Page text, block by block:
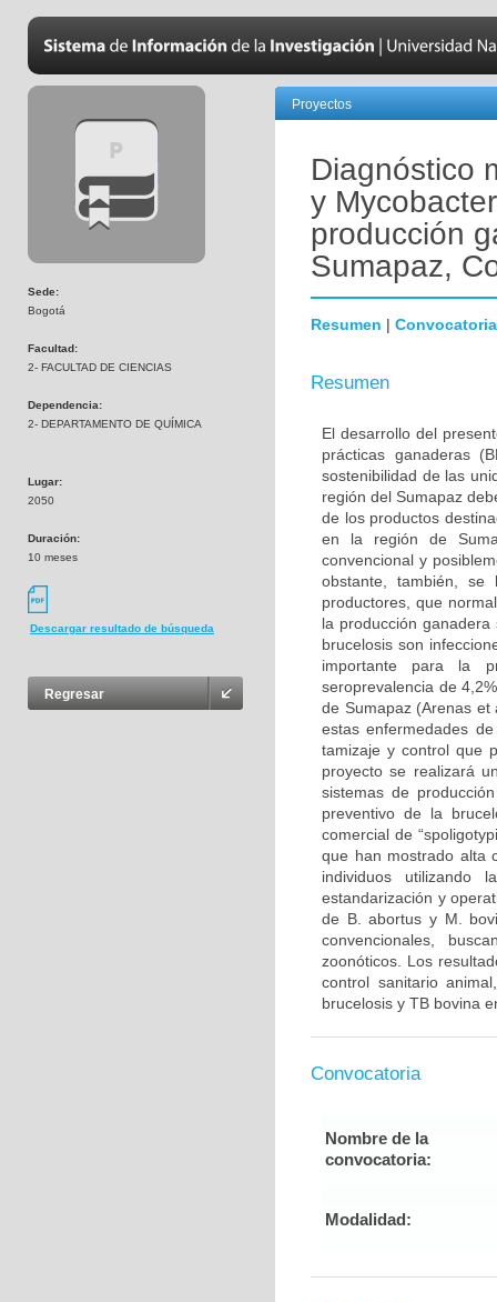
Sede:
Bogotá
Facultad:
2- FACULTAD DE CIENCIAS
Dependencia:
2- DEPARTAMENTO DE QUÍMICA
Lugar:
2050
Duración:
10 meses
Descargar resultado de búsqueda
Regresar
Proyectos
Diagnóstico
y
producción
Sumapaz,
Resumen | Convocatoria
Resumen
El desarrollo del
prácticas ganaderas
sostenibilidad de las
región del Sumapaz
de los productos
en la región de
convencional y
obstante, también, se
productores, que
la producción
brucelosis son
importante para la
seroprevalencia de
de Sumapaz (Arenas et
estas enfermedades
tamizaje y control que
proyecto se realizará
sistemas de
preventivo de la
comercial de
que han mostrado alta
individuos
estandarización y
de B. abortus y M.
convencionales,
zoonóticos. Los
control sanitario
brucelosis y TB bovina
Convocatoria
Nombre de la
convocatoria:
Modalidad: